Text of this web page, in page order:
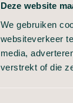
Deze website
We gebruiken
websiteverkeer
media,
verstrekt of die